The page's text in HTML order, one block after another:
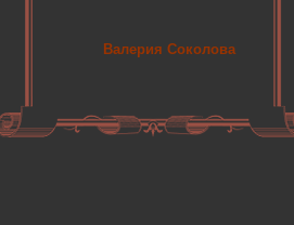
Валерия Соколова